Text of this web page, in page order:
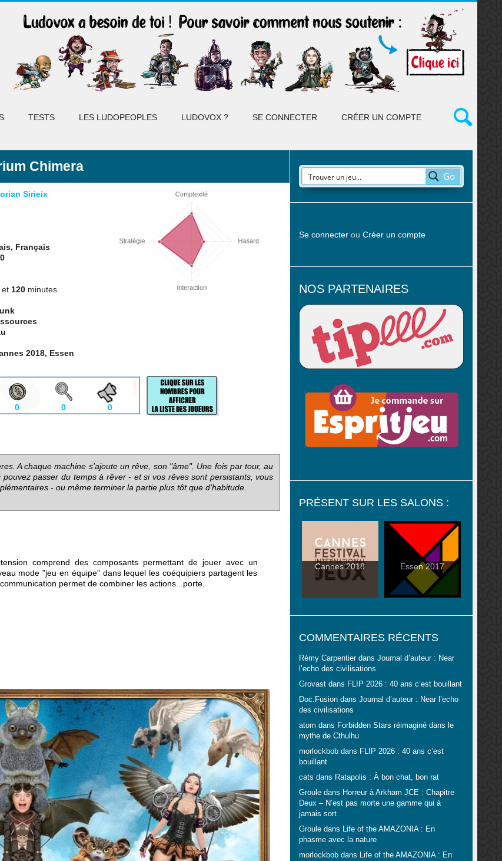
TESTS LES LUDOPEOPLES LUDOVOX ? SE CONNECTER CRÉER UN COMPTE
Chimera
Sirieix
Français
120minutes
2018, Essen
0 0 0
A chaque machine s'ajoute un rêve, son "âme". Une fois par tour, au
passer du temps à rêver - et si vos rêves sont persistants, vous
- ou même terminer la partie plus tôt que d'habitude.
comprend des composants permettant de jouer avec un
mode "jeu en équipe" dans lequel les coéquipiers partagent les
permet de combiner les actions...porte.
Go
Se connecterou Créer un compte
NOS PARTENAIRES
PRÉSENT SUR LES SALONS :
Cannes 2018 Essen 2017
COMMENTAIRES RÉCENTS
Rémy Carpentierdans Journal d’auteur : Near
l’echo des civilisations
Grovastdans FLIP 2026 : 40 ans c’est bouillant
Doc.Fusiondans Journal d’auteur : Near l’echo
des civilisations
atom dans Forbidden Stars réimaginé dans le
mythe de Cthulhu
morlockbobdans FLIP 2026 : 40 ans c’est
bouillant
cats dans Ratapolis : À bon chat, bon rat
Grouledans Horreur à Arkham JCE : Chapitre
Deux – N’est pas morte une gamme qui à
jamais sort
Grouledans Life of the AMAZONIA : En
phasme avec la nature
morlockbobdans Life of the AMAZONIA : En